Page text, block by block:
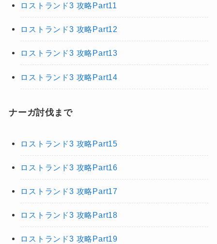
ロストランド3 攻略Part11
ロストランド3 攻略Part12
ロストランド3 攻略Part13
ロストランド3 攻略Part14
ナーガ討伐まで
ロストランド3 攻略Part15
ロストランド3 攻略Part16
ロストランド3 攻略Part17
ロストランド3 攻略Part18
ロストランド3 攻略Part19